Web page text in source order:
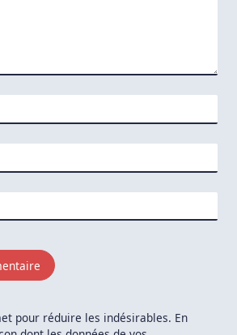
pour réduire les indésirables. En